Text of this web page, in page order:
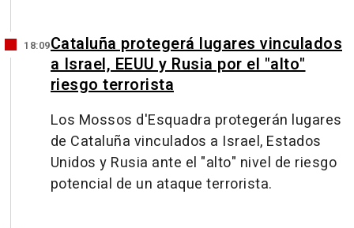
18:09Cataluña protegerá lugares vinculados
a Israel, EEUU y Rusia por el "alto"
riesgo terrorista
Los Mossos d'Esquadra protegerán lugares
de Cataluña vinculados a Israel, Estados
Unidos y Rusia ante el "alto" nivel de riesgo
potencial de un ataque terrorista.